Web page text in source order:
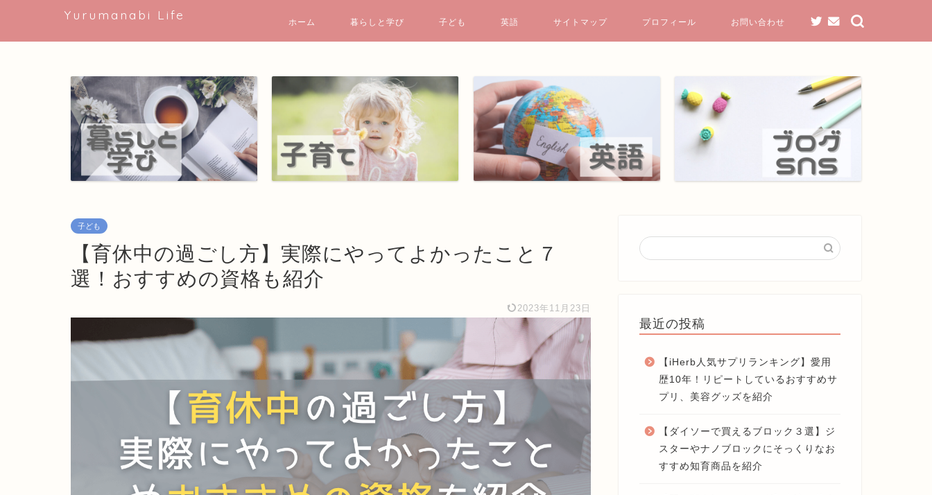
Yurumanabi Life ホーム 暮らしと学び 子ども 英語 サイトマップ プロフィール お問い合わせ
子ども
【育休中の過ごし方】実際にやってよかったこと７
選！おすすめの資格も紹介
2023年11月23日
最近の投稿
【iHerb人気サプリランキング】愛用
歴10年！リピートしているおすすめサ
プリ、美容グッズを紹介
【ダイソーで買えるブロック３選】ジ
スターやナノブロックにそっくりなお
すすめ知育商品を紹介